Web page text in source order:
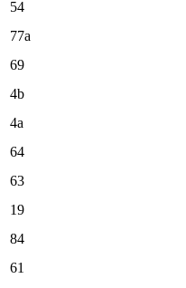
54
77a
69
4b
4a
64
63
19
84
61